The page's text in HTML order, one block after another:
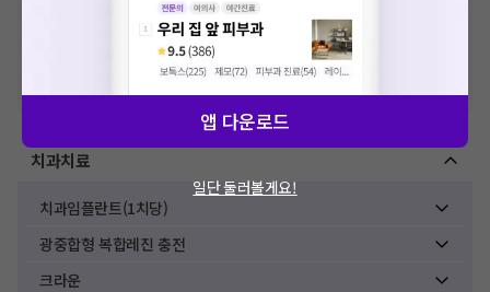
한 가격은 해당 의료기관에 직접 문의해주세요.
급여 항목의 경우, 건강보험심사평가원에 고지되어 있는 급여 진료 기준 가
격입니다. (진료와 연관된 복합적인 비용이 추가되어, 병원마다 금액이 다르게
산정될 수 있는 점 참고 바랍니다.)
※ 이벤트가, 할인가는VAT 포함
치과치료
치과임플란트(1치당)
광중합형 복합레진 충전
크라운
앱 다운로드
일단 둘러볼게요!